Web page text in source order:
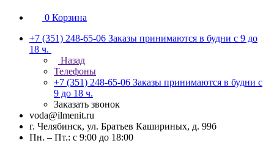
0 Корзина
+7 (351) 248-65-06 Заказы принимаются в будни с 9 до
18 ч.
Назад
Телефоны
+7 (351) 248-65-06 Заказы принимаются в будни с
9 до 18 ч.
Заказать звонок
voda@ilmenit.ru
г. Челябинск, ул. Братьев Кашириных, д. 99б
Пн. – Пт.: с 9:00 до 18:00